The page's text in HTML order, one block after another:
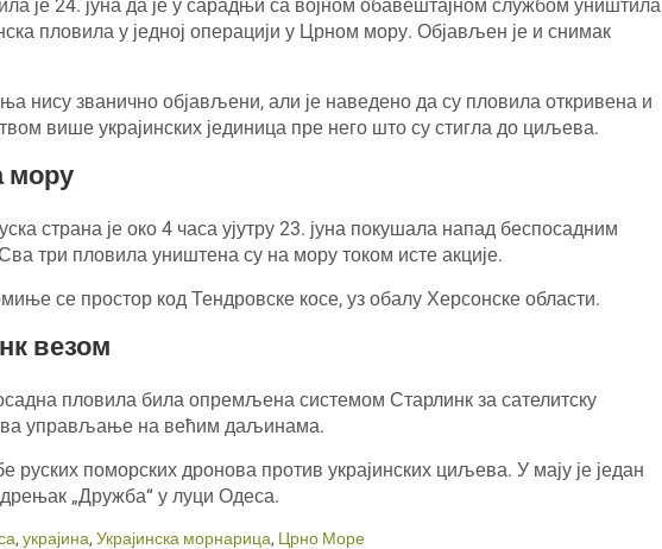
је 24. јуна да је у сарадњи са војном обавештајном службом уништила
пловила у једној операцији у Црном мору. Објављен је и снимак
нису званично објављени, али је наведено да су пловила откривена и
више украјинских јединица пре него што су стигла до циљева.
мору
страна је око 4 часа ујутру 23. јуна покушала напад беспосадним
три пловила уништена су на мору током исте акције.
се простор код Тендровске косе, уз обалу Херсонске области.
везом
пловила била опремљена системом Старлинк за сателитску
управљање на већим даљинама.
руских поморских дронова против украјинских циљева. У мају је један
„Дружба“ у луци Одеса.
, украјина, Украјинска морнарица, Црно Море